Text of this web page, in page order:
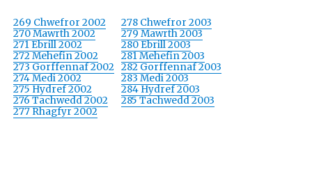
269 Chwefror 2002
270 Mawrth 2002
271 Ebrill 2002
272 Mehefin 2002
273 Gorffennaf 2002
274 Medi 2002
275 Hydref 2002
276 Tachwedd 2002
277 Rhagfyr 2002
278 Chwefror 2003
279 Mawrth 2003
280 Ebrill 2003
281 Mehefin 2003
282 Gorffennaf 2003
283 Medi 2003
284 Hydref 2003
285 Tachwedd 2003